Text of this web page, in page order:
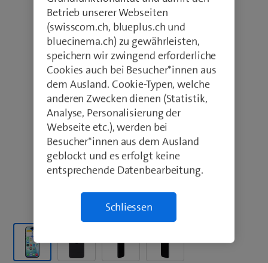
Betrieb unserer Webseiten
(swisscom.ch, blueplus.ch und
bluecinema.ch) zu gewährleisten,
speichern wir zwingend erforderliche
Cookies auch bei Besucher*innen aus
dem Ausland. Cookie-Typen, welche
anderen Zwecken dienen (Statistik,
Analyse, Personalisierung der
Webseite etc.), werden bei
Besucher*innen aus dem Ausland
geblockt und es erfolgt keine
entsprechende Datenbearbeitung.
Schliessen